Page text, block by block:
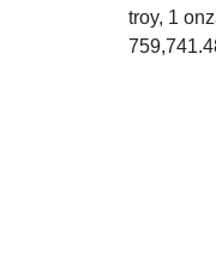
troy, 1